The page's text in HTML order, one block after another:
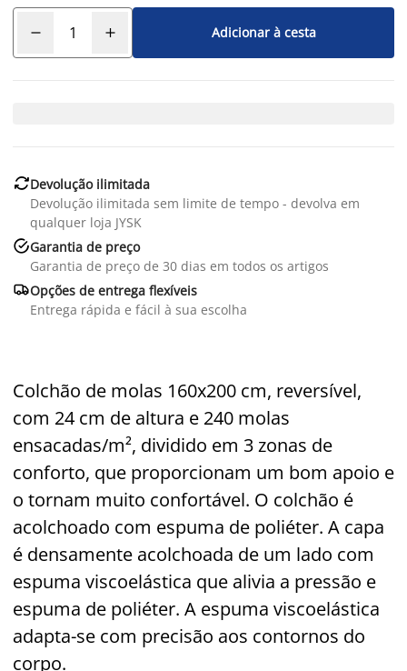
Adicionar à cesta
Devolução ilimitada
Devolução ilimitada sem limite de tempo - devolva em
qualquer loja JYSK
Garantia de preço
Garantia de preço de 30 dias em todos os artigos
Opções de entrega flexíveis
Entrega rápida e fácil à sua escolha
Colchão de molas 160x200 cm, reversível,
com 24 cm de altura e 240 molas
ensacadas/m², dividido em 3 zonas de
conforto, que proporcionam um bom apoio e
o tornam muito confortável. O colchão é
acolchoado com espuma de poliéter. A capa
é densamente acolchoada de um lado com
espuma viscoelástica que alivia a pressão e
espuma de poliéter. A espuma viscoelástica
adapta-se com precisão aos contornos do
corpo.